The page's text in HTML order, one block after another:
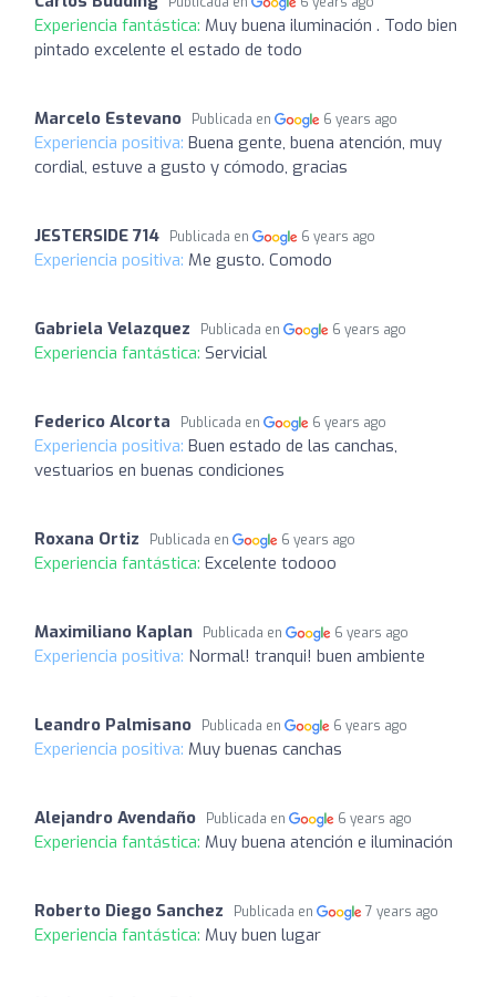
Experiencia fantástica: Muy buena iluminación . Todo bien
pintado excelente el estado de todo
Marcelo Estevano Publicada en 6 years ago
Experiencia positiva: Buena gente, buena atención, muy
cordial, estuve a gusto y cómodo, gracias
JESTERSIDE 714 Publicada en 6 years ago
Experiencia positiva: Me gusto. Comodo
Gabriela Velazquez Publicada en 6 years ago
Experiencia fantástica: Servicial
Federico Alcorta Publicada en 6 years ago
Experiencia positiva: Buen estado de las canchas,
vestuarios en buenas condiciones
Roxana Ortiz Publicada en 6 years ago
Experiencia fantástica: Excelente todooo
Maximiliano Kaplan Publicada en 6 years ago
Experiencia positiva: Normal! tranqui! buen ambiente
Leandro Palmisano Publicada en 6 years ago
Experiencia positiva: Muy buenas canchas
Alejandro Avendaño Publicada en 6 years ago
Experiencia fantástica: Muy buena atención e iluminación
Roberto Diego Sanchez Publicada en 7 years ago
Experiencia fantástica: Muy buen lugar